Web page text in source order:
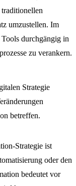
umzustellen. Im
durchgängig in
zu verankern.
Strategie
betreffen.
Strategie ist
oder den
bedeutet vor